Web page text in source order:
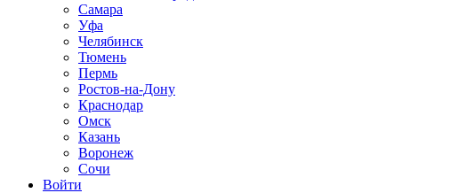
Самара
Уфа
Челябинск
Тюмень
Пермь
Ростов-на-Дону
Краснодар
Омск
Казань
Воронеж
Сочи
Войти